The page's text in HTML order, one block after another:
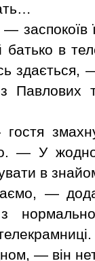
заспокоїв
батько в
здається,
Павлових
— У
в
—
— він